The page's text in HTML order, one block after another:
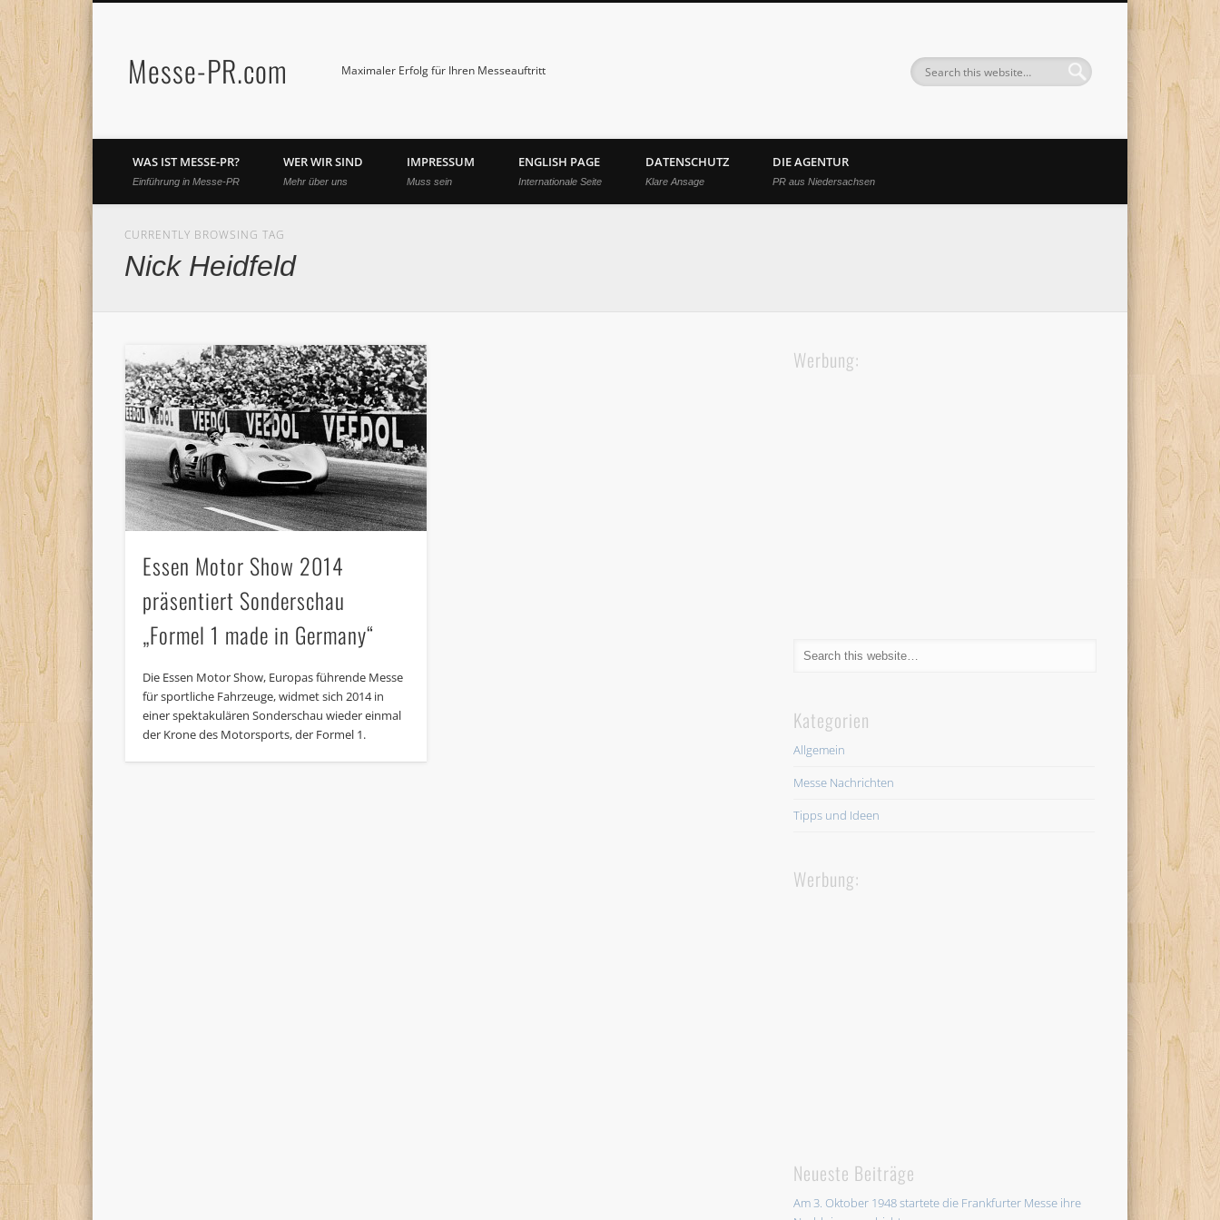
Messe-PR.com Maximaler Erfolg für Ihren Messeauftritt
WAS IST MESSE-PR?
Einführung in Messe-PR
WER WIR SIND
Mehr über uns
IMPRESSUM
Muss sein
ENGLISH PAGE
Internationale Seite
DATENSCHUTZ
Klare Ansage
DIE AGENTUR
PR aus Niedersachsen
CURRENTLY BROWSING TAG
Nick Heidfeld
Essen Motor Show 2014
präsentiert Sonderschau
„Formel 1 made in Germany“
Die Essen Motor Show, Europas führende Messe
für sportliche Fahrzeuge, widmet sich 2014 in
einer spektakulären Sonderschau wieder einmal
der Krone des Motorsports, der Formel 1.
Werbung:
Kategorien
Allgemein
Messe Nachrichten
Tipps und Ideen
Werbung:
Neueste Beiträge
Am 3. Oktober 1948 startete die Frankfurter Messe ihre